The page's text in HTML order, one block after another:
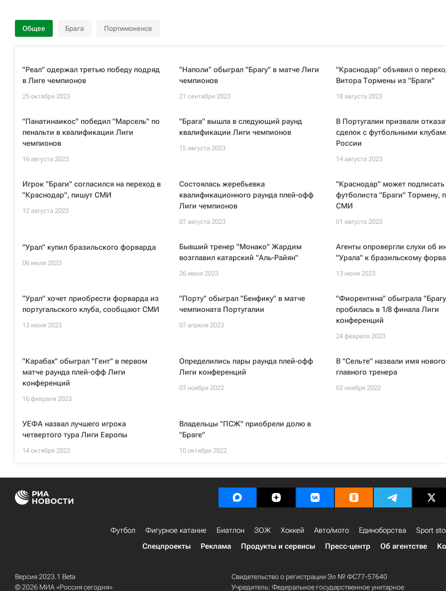
Общее Брага Портимоненсе
"Реал" одержал третью победу подряд
в Лиге чемпионов
25 октября 2023
"Наполи" обыграл "Брагу" в матче Лиги
чемпионов
21 сентября 2023
"Краснодар" объявил о
Витора Тормены из "Браги"
18 августа 2023
"Панатинаикос" победил "Марсель" по
пенальти в квалификации Лиги
чемпионов
16 августа 2023
"Брага" вышла в следующий раунд
квалификации Лиги чемпионов
15 августа 2023
В Португалии призвали
сделок с футбольными
России
14 августа 2023
Игрок "Браги" согласился на переход в
"Краснодар", пишут СМИ
12 августа 2023
Состоялась жеребьевка
квалификационного раунда плей-офф
Лиги чемпионов
07 августа 2023
"Краснодар" может подписать
футболиста "Браги" Тормену,
СМИ
01 августа 2023
"Урал" купил бразильского форварда
06 июля 2023
Бывший тренер "Монако" Жардим
возглавил катарский "Аль-Райян"
26 июня 2023
Агенты опровергли слухи об
"Урала" к бразильскому
13 июня 2023
"Урал" хочет приобрести форварда из
португальского клуба, сообщают СМИ
13 июня 2023
"Порту" обыграл "Бенфику" в матче
чемпионата Португалии
07 апреля 2023
"Фиорентина" обыграла
пробилась в 1/8 финала Лиги
конференций
24 февраля 2023
"Карабах" обыграл "Гент" в первом
матче раунда плей-офф Лиги
конференций
16 февраля 2023
Определились пары раунда плей-офф
Лиги конференций
07 ноября 2022
В "Сельте" назвали имя нового
главного тренера
02 ноября 2022
УЕФА назвал лучшего игрока
четвертого тура Лиги Европы
14 октября 2022
Владельцы "ПСЖ" приобрели долю в
"Браге"
10 октября 2022
Футбол Фигурное катание Биатлон ЗОЖ Хоккей Авто/мото Единоборства Sport
Спецпроекты
Реклама Продукты и сервисы Пресс-центр Об агентстве
Версия 2023.1 Beta
© 2026 МИА «Россия сегодня»
Свидетельство о регистрации Эл № ФС77-57640
Учредитель: Федеральное государственное унитарное